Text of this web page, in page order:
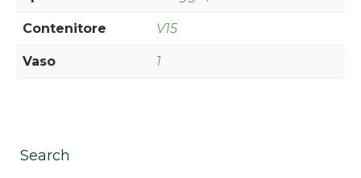
Contenitore V15
Vaso 1
Search